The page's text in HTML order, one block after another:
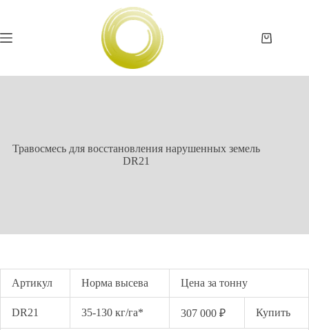
Корзина
Травосмесь для восстановления нарушенных земель
DR21
Артикул Норма высева Цена за тонну
DR21 35-130 кг/га* 307 000 ₽ Купить